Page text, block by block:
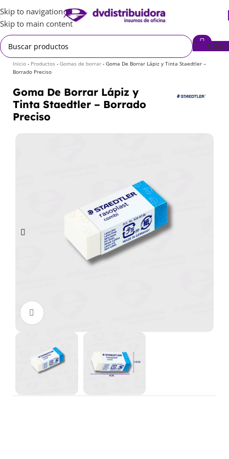
Skip to navigation
Skip to main content
$ 0,00
Inicio - Productos - Gomas de borrar - Goma De Borrar Lápiz y Tinta Staedtler –
Borrado Preciso
Goma De Borrar Lápiz y
Tinta Staedtler – Borrado
Preciso
Clic para ampliar